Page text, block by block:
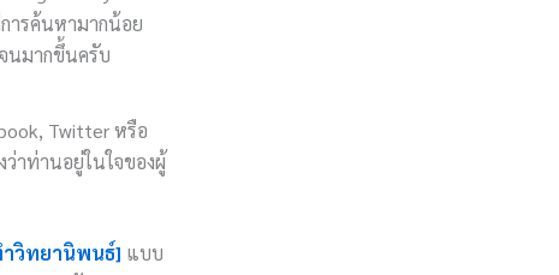
ารค้นหามากน้อย
นมากขึ้นครับ
Twitter หรือ
าท่านอยู่ในใจของผู้
วิทยานิพนธ์] แบบ